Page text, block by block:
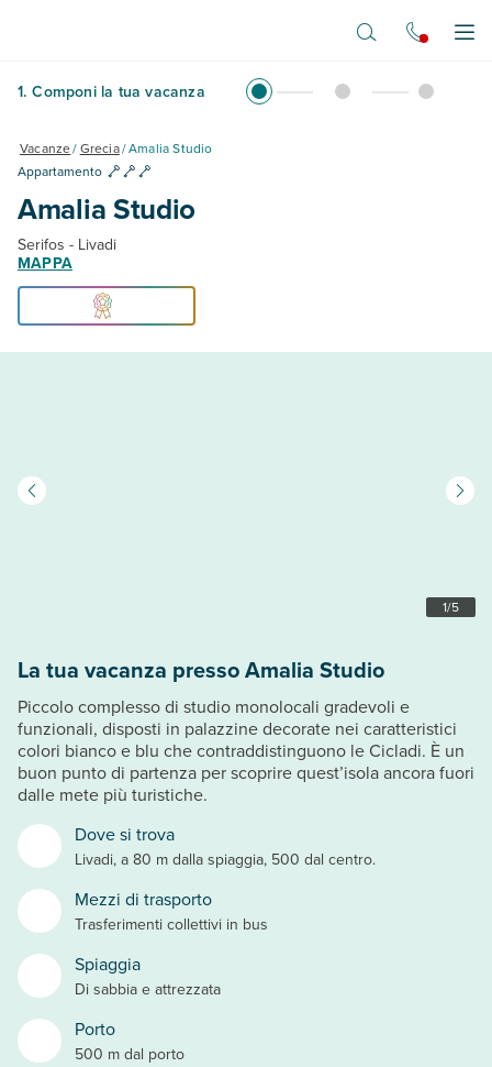
1. Componi la tua vacanza
Vacanze/Grecia/Amalia Studio
Appartamento
Amalia Studio
Serifos - Livadi
MAPPA
1/5
Dove si trova
Livadi, a 80 m dalla spiaggia, 500 dal centro.
Mezzi di trasporto
Trasferimenti collettivi in bus
Spiaggia
Di sabbia e attrezzata
Porto
500 m dal porto
La tua vacanza presso Amalia Studio
Piccolo complesso di studio monolocali gradevoli e
funzionali, disposti in palazzine decorate nei caratteristici
colori bianco e blu che contraddistinguono le Cicladi. È un
buon punto di partenza per scoprire quest’isola ancora fuori
dalle mete più turistiche.